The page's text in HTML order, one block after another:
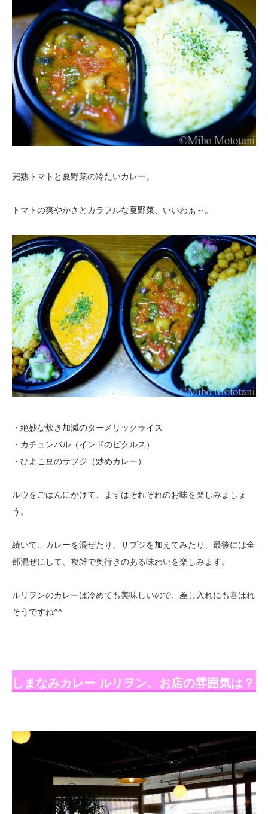
完熟トマトと夏野菜の冷たいカレー。
トマトの爽やかさとカラフルな夏野菜、いいわぁ～。
・絶妙な炊き加減のターメリックライス
・カチュンバル（インドのピクルス）
・ひよこ豆のサブジ（炒めカレー）
ルウをごはんにかけて、まずはそれぞれのお味を楽しみましょ
う。
続いて、カレーを混ぜたり、サブジを加えてみたり、最後には全
部混ぜにして、複雑で奥行きのある味わいを楽しみます。
ルリヲンのカレーは冷めても美味しいので、差し入れにも喜ばれ
そうですね^^
しまなみカレー ルリヲン、お店の雰囲気は？